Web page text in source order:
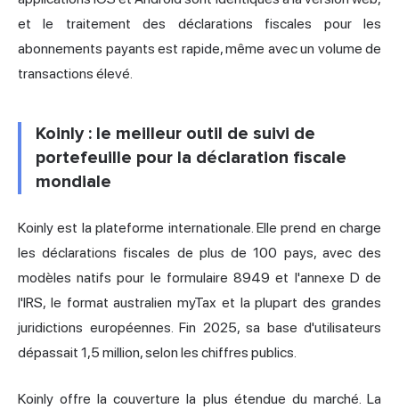
et le traitement des déclarations fiscales pour les
abonnements payants est rapide, même avec un volume de
transactions élevé.
Koinly : le meilleur outil de suivi de
portefeuille pour la déclaration fiscale
mondiale
Koinly est la plateforme internationale. Elle prend en charge
les déclarations fiscales de plus de 100 pays, avec des
modèles natifs pour le formulaire 8949 et l'annexe D de
l'IRS, le format australien myTax et la plupart des grandes
juridictions européennes. Fin 2025, sa base d'utilisateurs
dépassait 1,5 million, selon les chiffres publics.
Koinly offre la couverture la plus étendue du marché. La